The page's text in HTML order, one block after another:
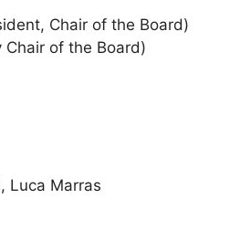
Chair of the Board)
Chair of the Board)
Luca Marras